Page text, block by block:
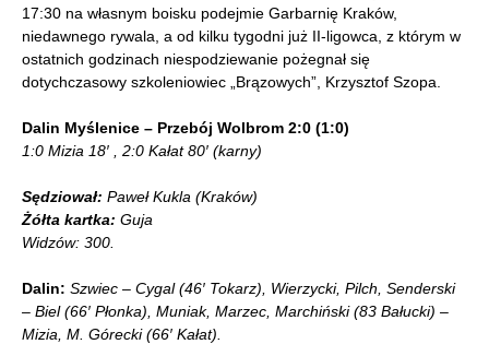
17:30 na własnym boisku podejmie Garbarnię Kraków,
niedawnego rywala, a od kilku tygodni już II-ligowca, z którym w
ostatnich godzinach niespodziewanie pożegnał się
dotychczasowy szkoleniowiec „Brązowych”, Krzysztof Szopa.
Dalin Myślenice – Przebój Wolbrom 2:0 (1:0)
1:0 Mizia 18′ , 2:0 Kałat 80′ (karny)
Sędziował: Paweł Kukla (Kraków)
Żółta kartka: Guja
Widzów: 300.
Dalin: Szwiec – Cygal (46′ Tokarz), Wierzycki, Pilch, Senderski
– Biel (66′ Płonka), Muniak, Marzec, Marchiński (83 Bałucki) –
Mizia, M. Górecki (66′ Kałat).